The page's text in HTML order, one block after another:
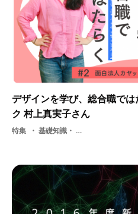
デザインを学び、総合職で
ク 村上真実子さん
特集 基礎知識・ 面接・ 説明会・ デザイン・ 就活・ アプリケーション・ オタク・ クリエイティブディレクター・ ソーシャルゲーム・ 面白法人カヤック